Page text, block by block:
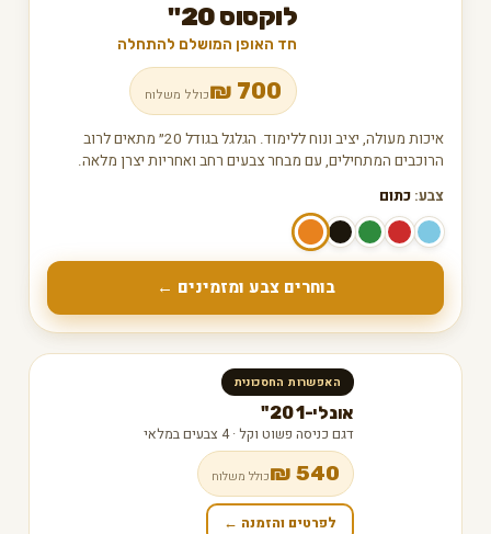
לוקסוס 20"
חד האופן המושלם להתחלה
700
₪כולל משלוח
איכות מעולה, יציב ונוח ללימוד. הגלגל בגודל 20״ מתאים לרוב
הרוכבים המתחילים, עם מבחר צבעים רחב ואחריות יצרן מלאה.
צבע: כתום
בוחרים צבע ומזמינים ←
האפשרות החסכונית
אונלי-1 20"
דגם כניסה פשוט וקל · 4 צבעים במלאי
540 ₪ כולל משלוח
לפרטים והזמנה ←